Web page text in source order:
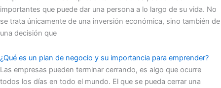
importantes que puede dar una persona a lo largo de su vida. No
se trata únicamente de una inversión económica, sino también de
una decisión que
¿Qué es un plan de negocio y su importancia para emprender?
Las empresas pueden terminar cerrando, es algo que ocurre
todos los días en todo el mundo. El que se pueda cerrar una